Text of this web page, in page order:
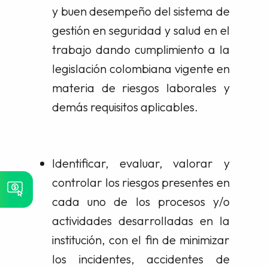
y buen desempeño del sistema de
gestión en seguridad y salud en el
trabajo dando cumplimiento a la
legislación colombiana vigente en
materia de riesgos laborales y
demás requisitos aplicables.
Identificar, evaluar, valorar y
controlar los riesgos presentes en
cada uno de los procesos y/o
actividades desarrolladas en la
institución, con el fin de minimizar
los incidentes, accidentes de